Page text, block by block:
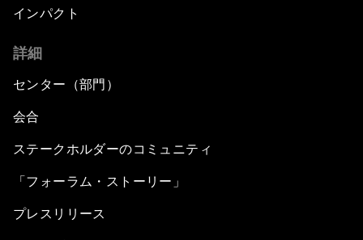
インパクト
詳細
センター（部門）
会合
ステークホルダーのコミュニティ
「フォーラム・ストーリー」
プレスリリース